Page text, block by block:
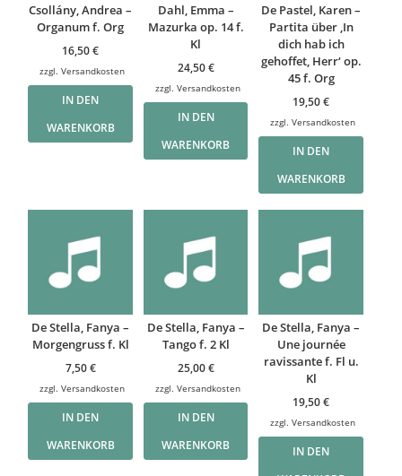
Csollány, Andrea –
Organum f. Org
16,50€
zzgl.Versandkosten
IN DEN
WARENKORB
Dahl, Emma –
Mazurka op. 14 f.
Kl
24,50€
zzgl. Versandkosten
IN DEN
WARENKORB
De Pastel, Karen –
Partita über ‚In
dich hab ich
gehoffet, Herr‘ op.
45 f. Org
19,50€
zzgl.Versandkosten
IN DEN
WARENKORB
De Stella, Fanya –
Morgengruss f. Kl
7,50€
zzgl.Versandkosten
IN DEN
WARENKORB
De Stella, Fanya –
Tango f. 2 Kl
25,00€
zzgl. Versandkosten
IN DEN
WARENKORB
De Stella, Fanya –
Une journée
ravissante f. Fl u.
Kl
19,50€
zzgl.Versandkosten
IN DEN